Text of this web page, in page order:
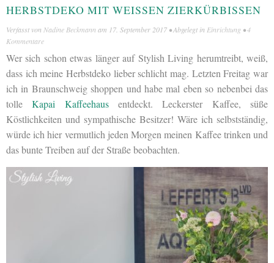
HERBSTDEKO MIT WEISSEN ZIERKÜRBISSEN
Verfasst von Nadine Beckmann am 17. September 2017 • Abgelegt in Einrichtung •4
Kommentare
Wer sich schon etwas länger auf Stylish Living herumtreibt, weiß,
dass ich meine Herbstdeko lieber schlicht mag. Letzten Freitag war
ich in Braunschweig shoppen und habe mal eben so nebenbei das
tolleKapai Kaffeehausentdeckt. Leckerster Kaffee, süße
Köstlichkeiten und sympathische Besitzer! Wäre ich selbstständig,
würde ich hier vermutlich jeden Morgen meinen Kaffee trinken und
das bunte Treiben auf der Straße beobachten.